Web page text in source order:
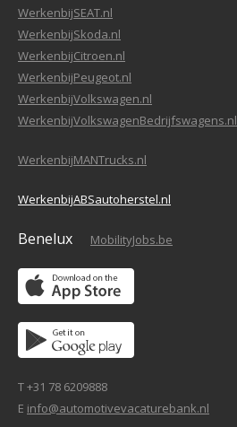
WerkenbijSEAT.nl
WerkenbijSkoda.nl
WerkenbijCitroen.nl
WerkenbijPeugeot.nl
WerkenbijVolkswagen.nl
WerkenbijVolkswagenBedrijfswagens.nl
WerkenbijMANTrucks.nl
WerkenbijABSautoherstel.nl
Benelux MobilityJobs.be
T +31 78 6209888
E info@automotivevacaturebank.nl